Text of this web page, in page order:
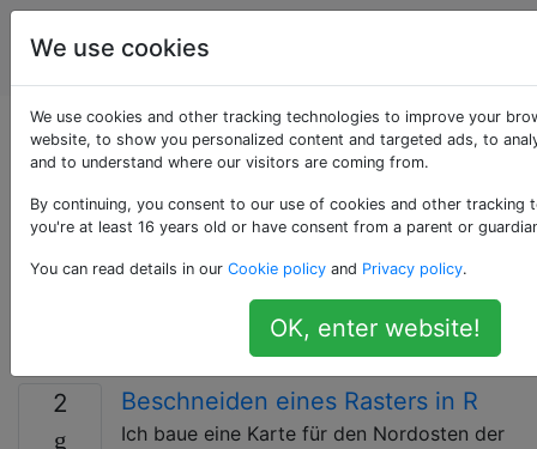
Geografisches
Informationssystem
Als «maps» getaggte
Fragen
Eine visuelle Darstellung eines Bereichs - eine
Elementen dieses Raums wie Objekten, Regionen und
2 Beschneiden eines Rasters in R
Ich baue eine Karte für den Nordosten der
We use cookies
We use cookies and other tracking technologies to improve your
website, to show you personalized content and targeted ads, to
and to understand where our visitors are coming from.
By continuing, you consent to our use of cookies and other tracking
you're at least 16 years old or have consent from a parent or
You can read details in our Cookie policy and Privacy policy.
OK, enter website!